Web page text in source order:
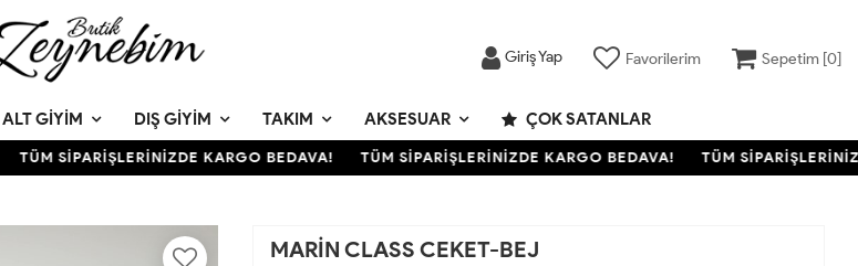
Giriş Yap Favorilerim Sepetim [0]
ALT GIYIM DIŞ GIYIM TAKIM AKSESUAR ÇOK SATANLAR
TÜM SİPARİŞLERİNİZDE KARGO BEDAVA! TÜM SİPARİŞLERİNİZDE KARGO BEDAVA! TÜM
MARİN CLASS CEKET-BEJ